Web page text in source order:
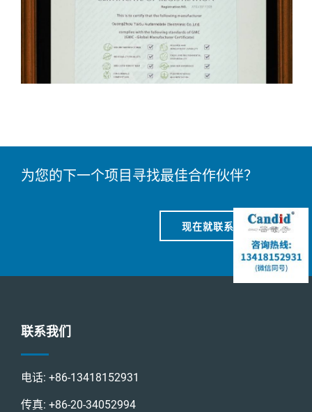
为您的下一个项目寻找最佳合作伙伴？
现在就联系我们
联系我们
电话: +86-13418152931
传真: +86-20-34052994